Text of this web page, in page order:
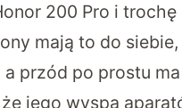
200 Pro i
mają to do
przód po prostu
jego wyspa